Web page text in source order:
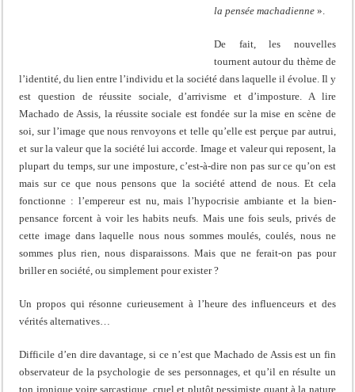
la pensée machadienne».
De fait, les nouvelles
tournent autour du thème de
l’identité, du lien entre l’individu et la société dans laquelle il évolue. Il y
est question de réussite sociale, d’arrivisme et d’imposture. A lire
Machado de Assis, la réussite sociale est fondée sur la mise en scène de
soi, sur l’image que nous renvoyons et telle qu’elle est perçue par autrui,
et sur la valeur que la société lui accorde. Image et valeur qui reposent, la
plupart du temps, sur une imposture, c’est-à-dire non pas sur ce qu’on est
mais sur ce que nous pensons que la société attend de nous. Et cela
fonctionne : l’empereur est nu, mais l’hypocrisie ambiante et la bien-
pensance forcent à voir les habits neufs. Mais une fois seuls, privés de
cette image dans laquelle nous nous sommes moulés, coulés, nous ne
sommes plus rien, nous disparaissons. Mais que ne ferait-on pas pour
briller en société, ou simplement pour exister ?
Un propos qui résonne curieusement à l’heure des influenceurs et des
vérités alternatives…
Difficile d’en dire davantage, si ce n’est que Machado de Assis est un fin
observateur de la psychologie de ses personnages, et qu’il en résulte un
ton ironique voire sarcastique, cruel et plutôt pessimiste quant à la nature